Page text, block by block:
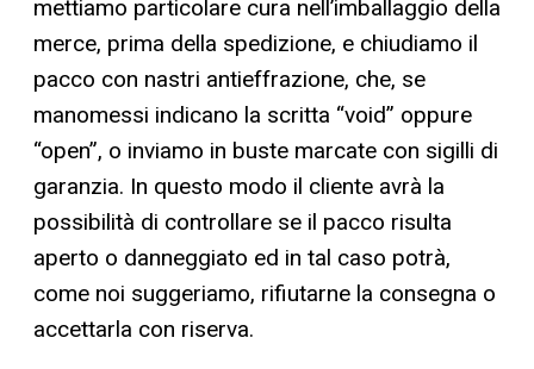
mettiamo particolare cura nell’imballaggio della
merce, prima della spedizione, e chiudiamo il
pacco con nastri antieffrazione, che, se
manomessi indicano la scritta “void” oppure
“open”, o inviamo in buste marcate con sigilli di
garanzia. In questo modo il cliente avrà la
possibilità di controllare se il pacco risulta
aperto o danneggiato ed in tal caso potrà,
come noi suggeriamo, rifiutarne la consegna o
accettarla con riserva.